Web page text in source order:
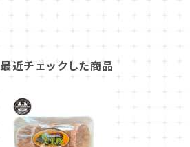
最近チェックした商品